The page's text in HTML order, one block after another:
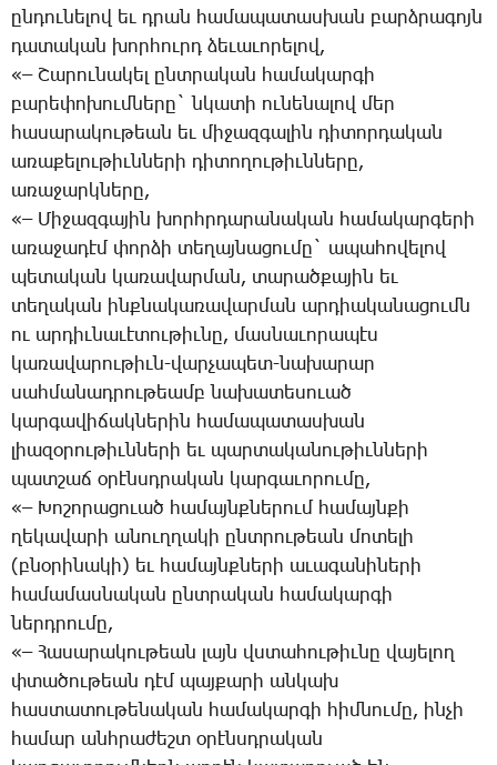
ըն­դու­նե­լով եւ դրան հա­մա­պա­տաս­խան բարձ­րա­գոյն
դա­տա­կան խոր­հուրդ ձե­ւա­ւո­րե­լով,
«– ­Շա­րու­նա­կել ընտ­րա­կան հա­մա­կար­գի
բա­րե­փո­խում­նե­րը` նկա­տի ու­նե­նա­լով մեր
հա­սա­րա­կու­թեան եւ մի­ջազ­գա­լին դի­տոր­դա­կան
ա­ռա­քե­լու­թիւն­նե­րի դի­տո­ղու­թիւն­նե­րը,
ա­ռա­ջարկ­նե­րը,
«– ­Մի­ջազ­գա­յին խորհր­դա­րա­նա­կան հա­մա­կար­գե­րի
ա­ռա­ջա­դէմ փոր­ձի տե­ղայ­նա­ցու­մը` ա­պա­հո­վե­լով
պե­տա­կան կա­ռա­վար­ման, տա­րած­քա­յին եւ
տե­ղա­կան ինք­նա­կա­ռա­վար­ման ար­դիա­կա­նա­ցումն
ու ար­դիւ­նա­ւէ­տու­թիւ­նը, մաս­նա­ւո­րա­պէս
կա­ռա­վա­րու­թիւն-վար­չա­պետ-նա­խա­րար
սահ­մա­նադ­րու­թեամբ նա­խա­տե­սո­ւած
կար­գա­վի­ճակ­նե­րին հա­մա­պա­տաս­խան
լիա­զօ­րու­թիւն­նե­րի եւ պար­տա­կա­նու­թիւն­նե­րի
պատ­շաճ օ­րէնսդ­րա­կան կար­գա­ւո­րու­մը,
«– ­Խո­շո­րա­ցո­ւած հա­մայնք­նե­րում հա­մայն­քի
ղե­կա­վա­րի ա­նուղ­ղա­կի ընտ­րու­թեան մո­տե­լի
(բնօ­րի­նա­կի) եւ հա­մայնք­նե­րի ա­ւա­գա­նի­նե­րի
հա­մա­մաս­նա­կան ընտ­րա­կան հա­մա­կար­գի
ներդ­րու­մը,
«– ­Հա­սա­րա­կու­թեան լայն վստա­հու­թիւ­նը վա­յե­լող
փտա­ծու­թեան դէմ պայ­քա­րի ան­կախ
հաս­տա­տու­թե­նա­կան հա­մա­կար­գի հիմ­նու­մը, ին­չի
հա­մար անհ­րա­ժեշտ օ­րէնսդ­րա­կան